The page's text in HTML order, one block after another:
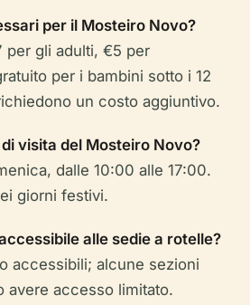
per il Mosteiro Novo?
per gli adulti, €5 per
per i bambini sotto i 12
un costo aggiuntivo.
visita del Mosteiro Novo?
dalle 10:00 alle 17:00.
giorni festivi.
alle sedie a rotelle?
accessibili; alcune sezioni
avere accesso limitato.